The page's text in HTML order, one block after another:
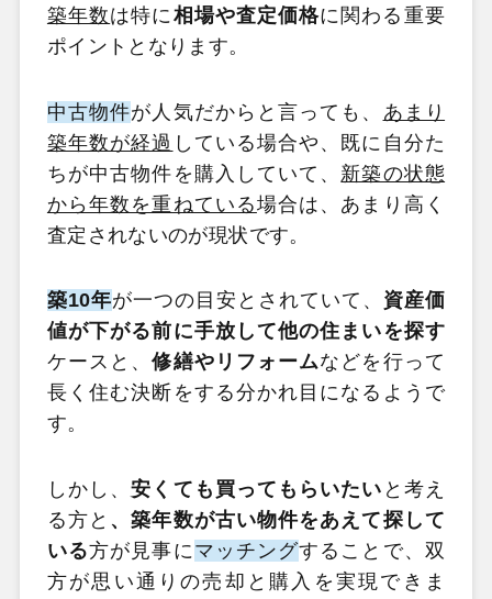
築年数は特に相場や査定価格に関わる重要
ポイントとなります。
中古物件が人気だからと言っても、 あまり
築年数が経過 している場合や、既に自分た
ちが中古物件を購入していて、 新築の状態
から年数を重ねている場合は、あまり高く
査定されないのが現状です。
築10年が一つの目安とされていて、 資産価
値が下がる前に手放して他の住まいを探す
ケースと、修繕やリフォームなどを行って
長く住む決断をする分かれ目になるようで
す。
しかし、安くても買ってもらいたい と考え
る方と 、築年数が古い物件をあえて探して
いる方が見事に マッチングすることで、双
方が思い通りの売却と購入を実現できま